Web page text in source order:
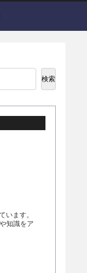
検索
います。
知識をア